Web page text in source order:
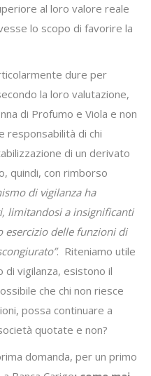
al loro valore reale
lo scopo di favorire la
dure per
la loro valutazione,
di Profumo e Viola e non
responsabilità di chi
di un derivato
quindi, con rimborso
di vigilanza ha
limitandosi a insignificanti
esercizio delle funzioni di
. Riteniamo utile
di vigilanza, esistono il
che chi non riesce
possa continuare a
quotate e non?
domanda, per un primo